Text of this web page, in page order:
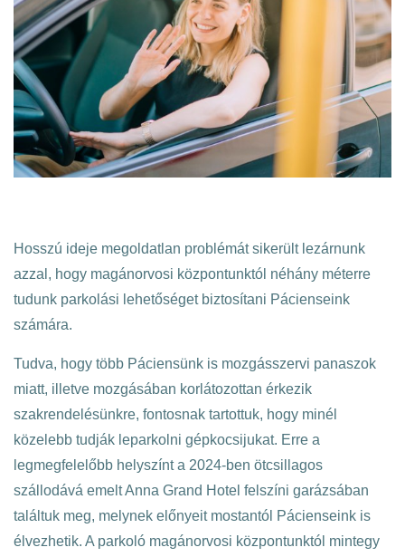
Hosszú ideje megoldatlan problémát sikerült lezárnunk
azzal, hogy magánorvosi központunktól néhány méterre
tudunk parkolási lehetőséget biztosítani Pácienseink
számára.
Tudva, hogy több Páciensünk is mozgásszervi panaszok
miatt, illetve mozgásában korlátozottan érkezik
szakrendelésünkre, fontosnak tartottuk, hogy minél
közelebb tudják leparkolni gépkocsijukat. Erre a
legmegfelelőbb helyszínt a 2024-ben ötcsillagos
szállodává emelt Anna Grand Hotel felszíni garázsában
találtuk meg, melynek előnyeit mostantól Pácienseink is
élvezhetik. A parkoló magánorvosi központunktól mintegy